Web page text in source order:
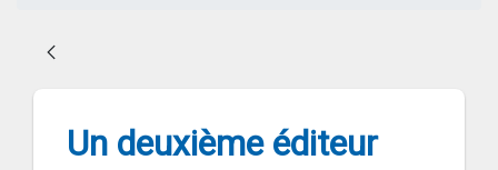
Un deuxième éditeur